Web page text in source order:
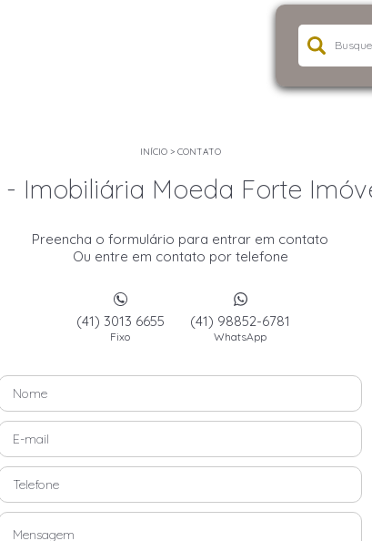
INÍCIO> CONTATO
Imobiliária Moeda Forte
Preencha o formulário para entrar em contato
Ou entre em contato por telefone
(41) 3013 6655
Fixo
(41) 98852-6781
WhatsApp